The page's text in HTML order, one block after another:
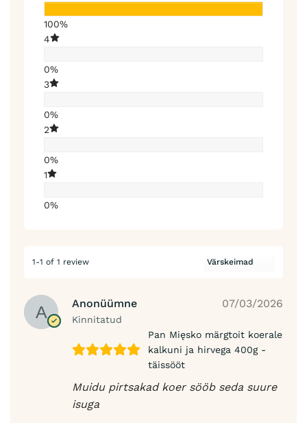
100%
4
0%
3
0%
2
0%
1
0%
1-1 of 1 review
Anonüümne
Kinnitatud
07/03/2026
Pan Mięsko märgtoit koerale
kalkuni ja hirvega 400g -
täissööt
Muidu pirtsakad koer sööb seda suure
isuga